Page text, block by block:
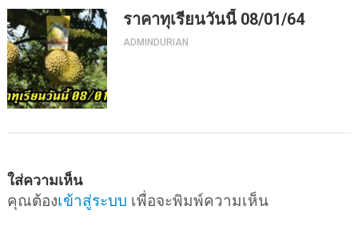
ราคาทุเรียนวันนี้ 08/01/64
ADMINDURIAN
ใส่ความเห็น
คุณต้องเข้าสู่ระบบ เพื่อจะพิมพ์ความเห็น